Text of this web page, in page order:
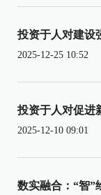
投资于人对建设
2025-12-25 10:52
投资于人对促进
2025-12-10 09:01
数实融合：“智”